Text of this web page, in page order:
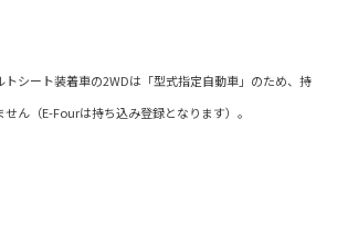
シート装着車の2WDは「型式指定自動車」のため、持
ん（E-Fourは持ち込み登録となります）。